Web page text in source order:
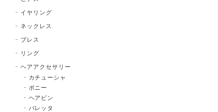
イヤリング
ネックレス
ブレス
リング
ヘアアクセサリー
カチューシャ
ポニー
ヘアピン
バレッタ